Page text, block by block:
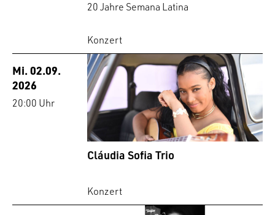
20 Jahre Semana Latina
Konzert
Mi. 02.09.
2026
20:00 Uhr
Cláudia Sofia Trio
Konzert